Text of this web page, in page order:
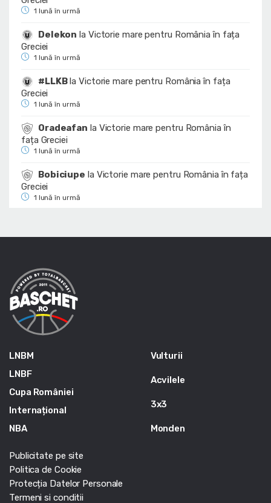
1 lună în urmă
Delekon la Victorie mare pentru România în fața
Greciei
1 lună în urmă
#LLKBlaVictorie mare pentru România în fața
Greciei
1 lună în urmă
Oradeafan la Victorie mare pentru România în
fața Greciei
1 lună în urmă
Bobiciupe la Victorie mare pentru România în fața
Greciei
1 lună în urmă
LNBM
LNBF
Cupa României
Internațional
NBA
Vulturii
Acvilele
3x3
Monden
Publicitate pe site
Politica de Cookie
Protecția Datelor Personale
Termeni si conditii